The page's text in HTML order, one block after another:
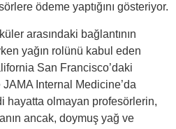
ödeme yaptığını gösteriyor.
arasındaki bağlantının
yağın rolünü kabul eden
San Francisco’daki
JAMA Internal Medicine’da
hayatta olmayan profesörlerin,
ancak, doymuş yağ ve